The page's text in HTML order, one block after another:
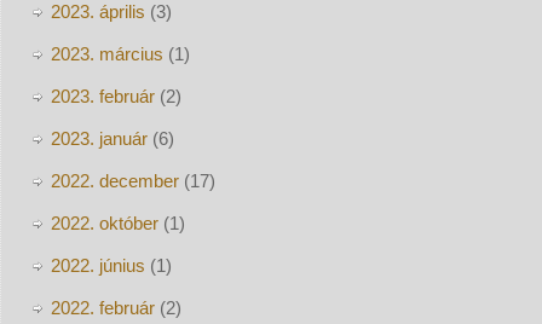
2023. április (3)
2023. március (1)
2023. február(2)
2023. január(6)
2022. december(17)
2022. október(1)
2022. június (1)
2022. február(2)